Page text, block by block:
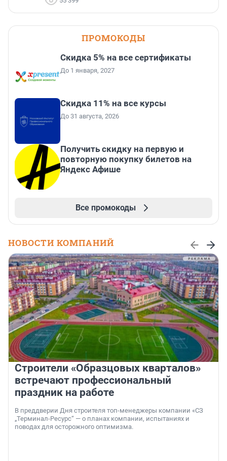
ПРОМОКОДЫ
Скидка 5% на все сертификаты
До 1 января, 2027
Скидка 11% на все курсы
До 31 августа, 2026
Получить скидку на первую и
повторную покупку билетов на
Яндекс Афише
Все промокоды
НОВОСТИ КОМПАНИЙ
Строители «Образцовых кварталов»
встречают профессиональный
праздник на работе
В преддверии Дня строителя топ-менеджеры компании «СЗ
„Терминал-Ресурс“ — о планах компании, испытаниях и
поводах для осторожного оптимизма.